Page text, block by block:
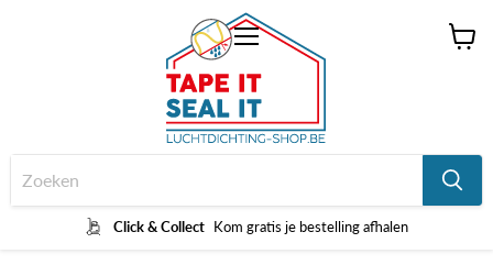
Click & Collect Kom gratis je bestelling afhalen